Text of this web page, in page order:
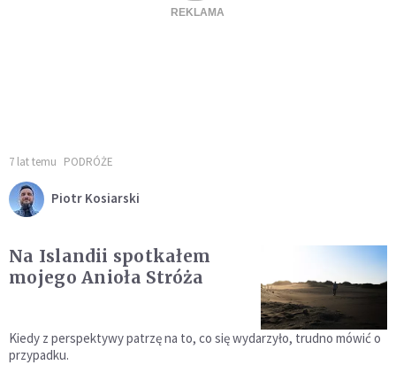
7 lat temu PODRÓŻE
Piotr Kosiarski
Na Islandii spotkałem
mojego Anioła Stróża
Kiedy z perspektywy patrzę na to, co się wydarzyło, trudno mówić o
przypadku.